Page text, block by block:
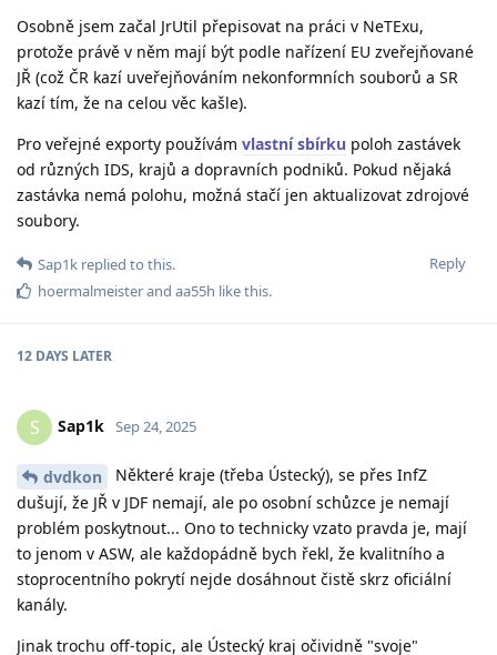
Osobně jsem začal JrUtil přepisovat na práci v NeTExu,
protože právě v něm mají být podle nařízení EU zveřejňované
JŘ (což ČR kazí uveřejňováním nekonformních souborů a SR
kazí tím, že na celou věc kašle).
Pro veřejné exporty používám vlastní sbírku poloh zastávek
od různých IDS, krajů a dopravních podniků. Pokud nějaká
zastávka nemá polohu, možná stačí jen aktualizovat zdrojové
soubory.
Reply
Sap1k replied to this.
hoermalmeisterand aa55h like this.
12 DAYS LATER
S Sap1k Sep 24, 2025
dvdkon
Některé kraje (třeba Ústecký), se přes InfZ
dušují, že JŘ v JDF nemají, ale po osobní schůzce je nemají
problém poskytnout... Ono to technicky vzato pravda je, mají
to jenom v ASW, ale každopádně bych řekl, že kvalitního a
stoprocentního pokrytí nejde dosáhnout čistě skrz oficiální
kanály.
Jinak trochu off-topic, ale Ústecký kraj očividně "svoje"